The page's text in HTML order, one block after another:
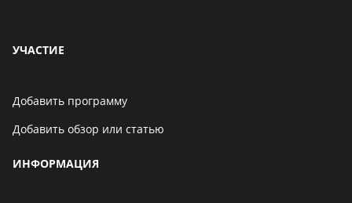
УЧАСТИЕ
Добавить программу
Добавить обзор или статью
ИНФОРМАЦИЯ